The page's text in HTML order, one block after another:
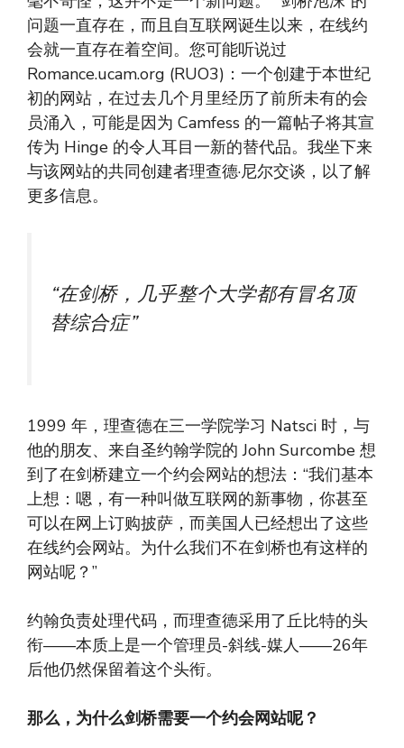
问题一直存在，而且自互联网诞生以来，在线约
会就一直存在着空间。您可能听说过
Romance.ucam.org (RUO3)：一个创建于本世纪
初的网站，在过去几个月里经历了前所未有的会
员涌入，可能是因为 Camfess 的一篇帖子将其宣
传为 Hinge 的令人耳目一新的替代品。我坐下来
与该网站的共同创建者理查德·尼尔交谈，以了解
更多信息。
“在剑桥，几乎整个大学都有冒名顶
替综合症”
1999 年，理查德在三一学院学习 Natsci 时，与
他的朋友、来自圣约翰学院的 John Surcombe 想
到了在剑桥建立一个约会网站的想法：“我们基本
上想：嗯，有一种叫做互联网的新事物，你甚至
可以在网上订购披萨，而美国人已经想出了这些
在线约会网站。为什么我们不在剑桥也有这样的
网站呢？”
约翰负责处理代码，而理查德采用了丘比特的头
衔——本质上是一个管理员-斜线-媒人——26年
后他仍然保留着这个头衔。
那么，为什么剑桥需要一个约会网站呢？